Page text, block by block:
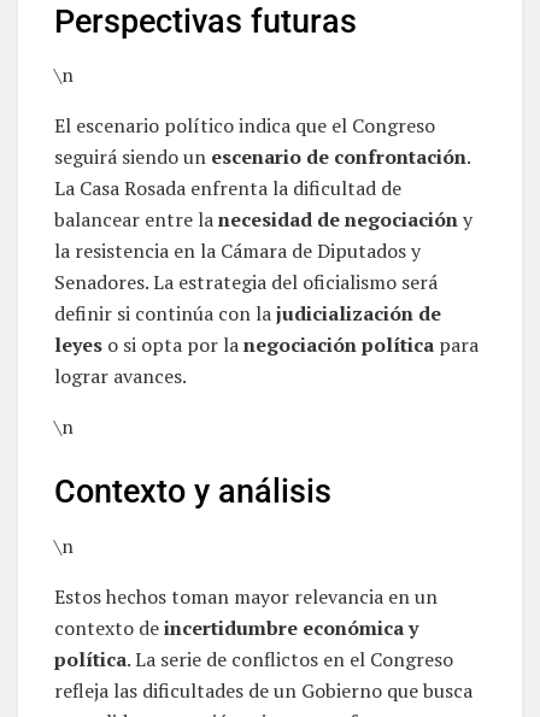
Perspectivas futuras
\n
El escenario político indica que el Congreso
seguirá siendo un escenario de confrontación.
La Casa Rosada enfrenta la dificultad de
balancear entre lanecesidad de negociacióny
la resistencia en la Cámara de Diputados y
Senadores. La estrategia del oficialismo será
definir si continúa con lajudicialización de
leyes o si opta por lanegociación política para
lograr avances.
\n
Contexto y análisis
\n
Estos hechos toman mayor relevancia en un
contexto deincertidumbre económica y
política. La serie de conflictos en el Congreso
refleja las dificultades de un Gobierno que busca